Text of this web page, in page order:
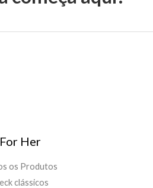
For Her
os Produtos
clássicos